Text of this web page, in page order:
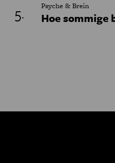
Psyche & Brein
Hoe sommige